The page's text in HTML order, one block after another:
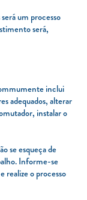
um processo
será,
inclui
adequados, alterar
instalar o
se esqueça de
Informe-se
realize o processo